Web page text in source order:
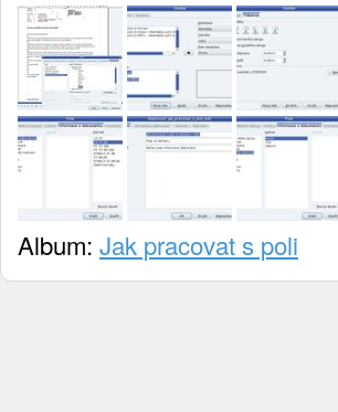
Album: Jak pracovat s poli